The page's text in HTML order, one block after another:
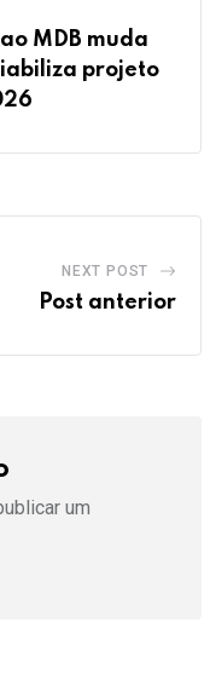
MDB muda
projeto
NEXT POST
Post anterior
um